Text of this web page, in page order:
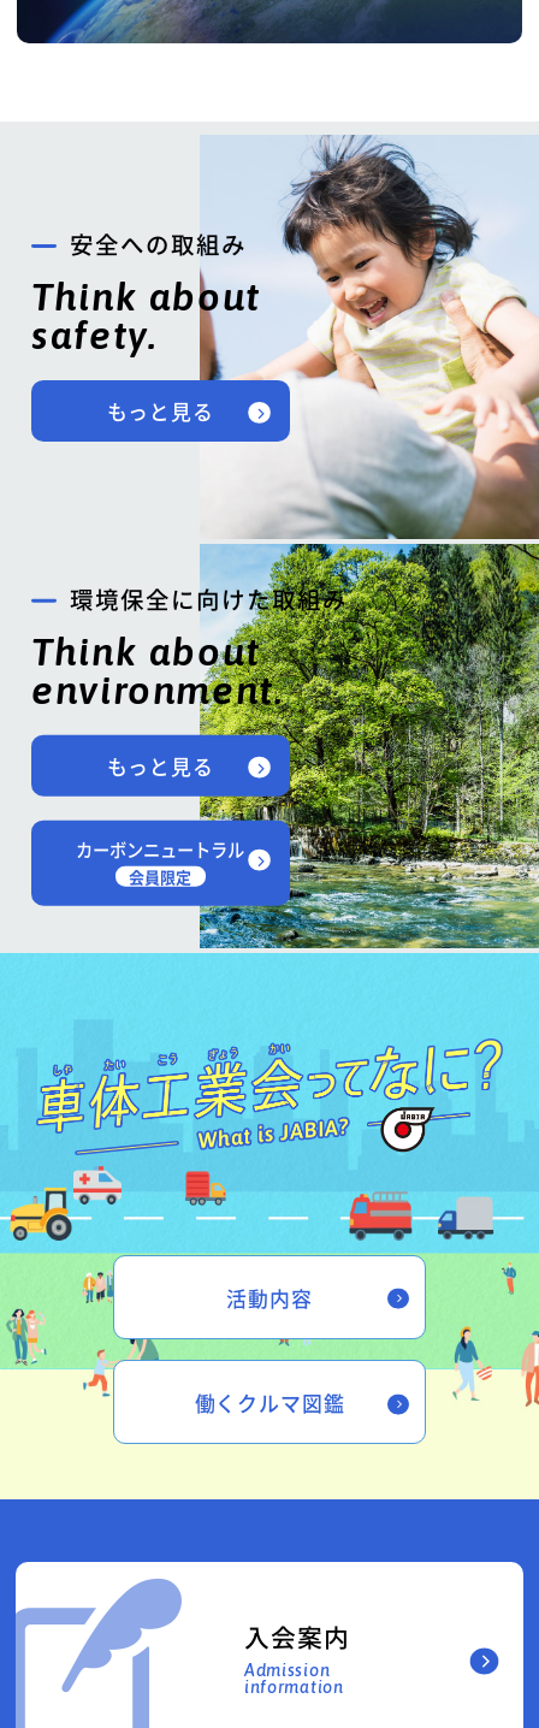
安全への取組み
Think about
safety.
もっと見る
環境保全に向けた取組み
Think about
environment.
もっと見る
カーボンニュートラル
会員限定
活動内容
働くクルマ図鑑
入会案内
Admission
information